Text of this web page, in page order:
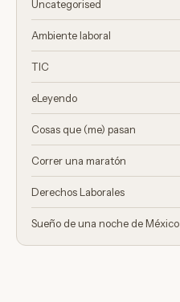
Uncategorised
Ambiente laboral
TIC
eLeyendo
Cosas que (me) pasan
Correr una maratón
Derechos Laborales
Sueño de una noche de México